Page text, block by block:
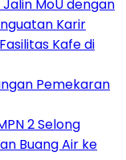
MoU dengan
Karir
Kafe di
Pemekaran
2 Selong
Buang Air ke